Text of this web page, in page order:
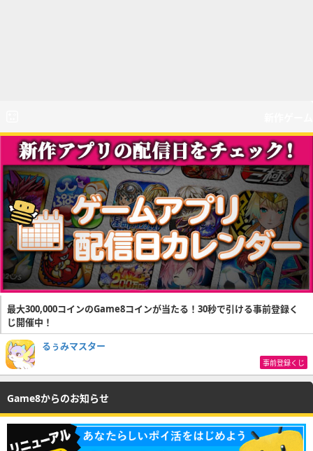
最大300,000コインのGame8コインが当たる！30秒で引ける事前登録く
じ開催中！
るぅみマスター
事前登録くじ
Game8からのお知らせ